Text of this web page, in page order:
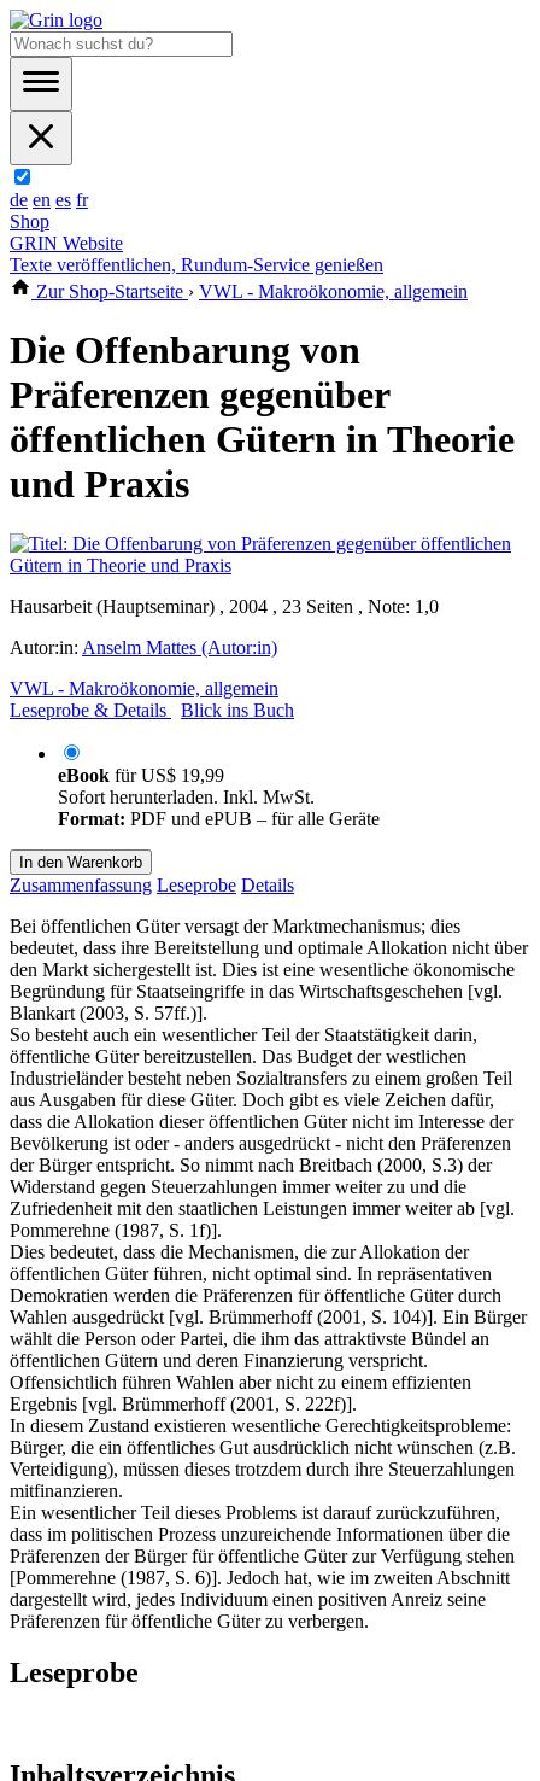
de en es fr
Shop
GRIN Website
Texte veröffentlichen, Rundum-Service genießen
Zur Shop-Startseite › VWL - Makroökonomie, allgemein
Die Offenbarung von
Präferenzen gegenüber
öffentlichen Gütern in Theorie
und Praxis
Hausarbeit (Hauptseminar) , 2004 , 23 Seiten , Note: 1,0
Autor:in: Anselm Mattes (Autor:in)
VWL - Makroökonomie, allgemein
Leseprobe & Details
Blick ins Buch
eBook fürUS$ 19,99
Sofort herunterladen. Inkl. MwSt.
Format: PDF und ePUB – für alle Geräte
In den Warenkorb
Zusammenfassung Leseprobe Details
Bei öffentlichen Güter versagt der Marktmechanismus; dies
bedeutet, dass ihre Bereitstellung und optimale Allokation nicht über
den Markt sichergestellt ist. Dies ist eine wesentliche ökonomische
Begründung für Staatseingriffe in das Wirtschaftsgeschehen [vgl.
Blankart (2003, S. 57ff.)].
So besteht auch ein wesentlicher Teil der Staatstätigkeit darin,
öffentliche Güter bereitzustellen. Das Budget der westlichen
Industrieländer besteht neben Sozialtransfers zu einem großen Teil
aus Ausgaben für diese Güter. Doch gibt es viele Zeichen dafür,
dass die Allokation dieser öffentlichen Güter nicht im Interesse der
Bevölkerung ist oder - anders ausgedrückt - nicht den Präferenzen
der Bürger entspricht. So nimmt nach Breitbach (2000, S.3) der
Widerstand gegen Steuerzahlungen immer weiter zu und die
Zufriedenheit mit den staatlichen Leistungen immer weiter ab [vgl.
Pommerehne (1987, S. 1f)].
Dies bedeutet, dass die Mechanismen, die zur Allokation der
öffentlichen Güter führen, nicht optimal sind. In repräsentativen
Demokratien werden die Präferenzen für öffentliche Güter durch
Wahlen ausgedrückt [vgl. Brümmerhoff (2001, S. 104)]. Ein Bürger
wählt die Person oder Partei, die ihm das attraktivste Bündel an
öffentlichen Gütern und deren Finanzierung verspricht.
Offensichtlich führen Wahlen aber nicht zu einem effizienten
Ergebnis [vgl. Brümmerhoff (2001, S. 222f)].
In diesem Zustand existieren wesentliche Gerechtigkeitsprobleme:
Bürger, die ein öffentliches Gut ausdrücklich nicht wünschen (z.B.
Verteidigung), müssen dieses trotzdem durch ihre Steuerzahlungen
mitfinanzieren.
Ein wesentlicher Teil dieses Problems ist darauf zurückzuführen,
dass im politischen Prozess unzureichende Informationen über die
Präferenzen der Bürger für öffentliche Güter zur Verfügung stehen
[Pommerehne (1987, S. 6)]. Jedoch hat, wie im zweiten Abschnitt
dargestellt wird, jedes Individuum einen positiven Anreiz seine
Präferenzen für öffentliche Güter zu verbergen.
Leseprobe
Inhaltsverzeichnis